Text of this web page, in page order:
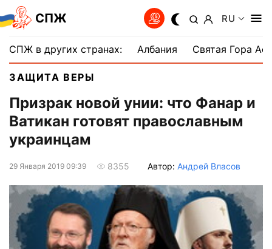
СПЖ RU
СПЖ в других странах: Албания Святая Гора
ЗАЩИТА ВЕРЫ
Призрак новой унии: что Фанар и
Ватикан готовят православным
украинцам
29 Января 2019 09:39 8355 Автор: Андрей Власов